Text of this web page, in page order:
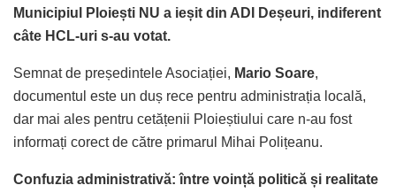
Municipiul Ploiești NU a ieșit din ADI Deșeuri, indiferent
câte HCL-uri s-au votat.
Semnat de președintele Asociației, Mario Soare,
documentul este un duș rece pentru administrația locală,
dar mai ales pentru cetățenii Ploieștiului care n-au fost
informați corect de către primarul Mihai Polițeanu.
Confuzia administrativă: între voință politică și realitate